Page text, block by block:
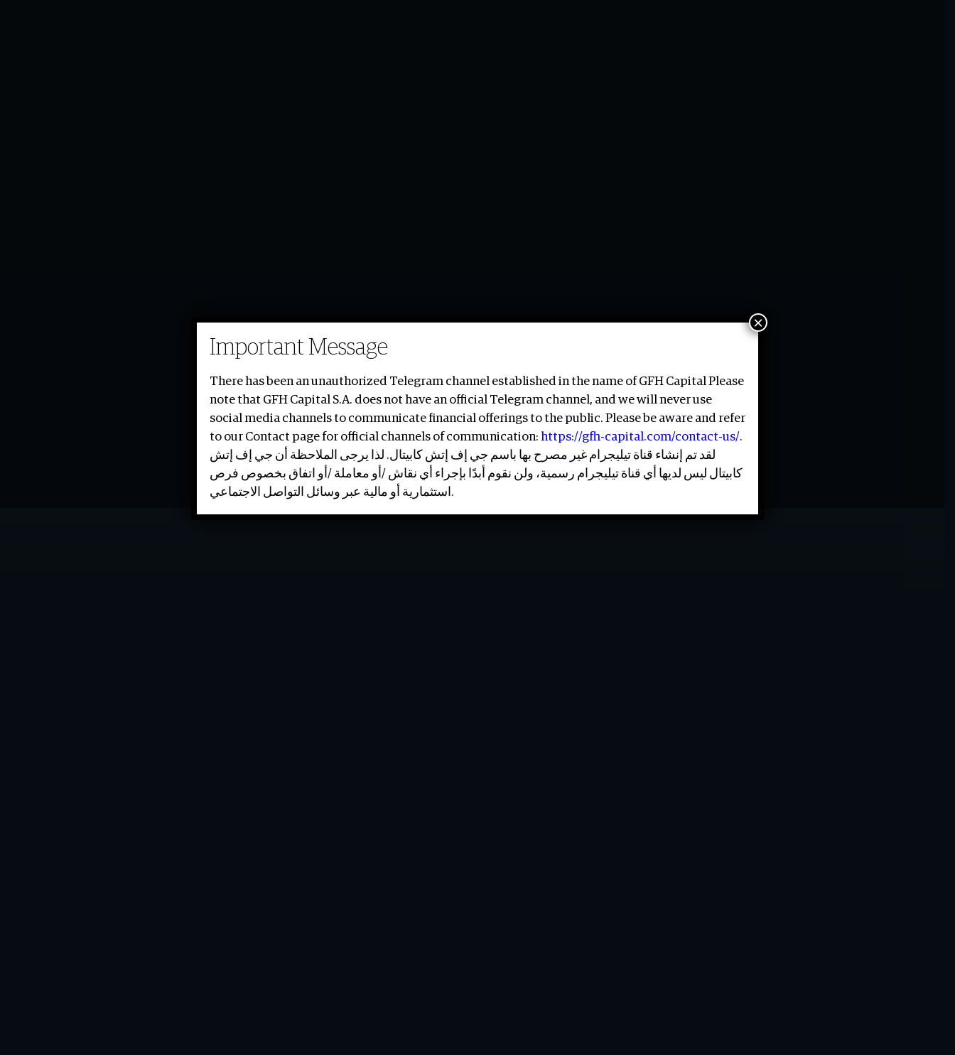
Fahad Yateem
Important Message
There has been an unauthorized Telegram channel established in the name of GFH Capital Please
note that GFH Capital S.A. does not have an official Telegram channel, and we will never use
social media channels to communicate financial offerings to the public. Please be aware and refer
to our Contact page for official channels of communication: https://gfh-capital.com/contact-us/.
لقد تم إنشاء قناة تيليجرام غير مصرح بها باسم جي إف إتش كابيتال. لذا يرجى الملاحظة أن جي إف إتش
كابيتال ليس لديها أي قناة تيليجرام رسمية، ولن نقوم أبدًا بإجراء أي نقاش /أو معاملة /أو اتفاق بخصوص فرص
استثمارية أو مالية عبر وسائل التواصل الاجتماعي.
×